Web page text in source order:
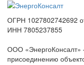
ОГРН 1027802742692
ИНН 7805237855
ООО «ЭнергоКонсалт»
присоединению